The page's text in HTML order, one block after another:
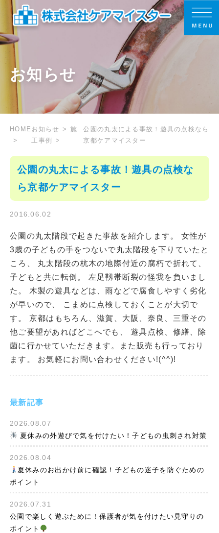
お知らせ
HOME お知らせ
施
工事例
公園の丸太による事故！遊具の点検なら
京都ケアマイスター
最新記事
2026.08.07
夏休みの外遊びで気を付けたい！子どもの虫刺され対策
2026.08.04
夏休みのお出かけ前に確認！子どもの迷子を防ぐための
ポイント
2026.07.31
公園で楽しく遊ぶために！保護者が気を付けたい見守りの
ポイント
公園の丸太による事故！遊具の点検な
ら京都ケアマイスター
2016.06.02
公園の丸太階段で起きた事故を紹介します。 女性が
3歳の子どもの手をつないで丸太階段を下りていたと
ころ、 丸太階段の杭木の地際付近の腐朽で折れて、
子どもと共に転倒。 左足靱帯断裂の怪我を負いまし
た。 木製の遊具などは、雨などで腐食しやすく劣化
が早いので、 こまめに点検しておくことが大切で
す。 京都はもちろん、滋賀、大阪、奈良、三重その
他ご要望があればどこへでも、 遊具点検、修繕、除
菌に行かせていただきます。また販売も行っており
ます。 お気軽にお問い合わせください!(^^)!